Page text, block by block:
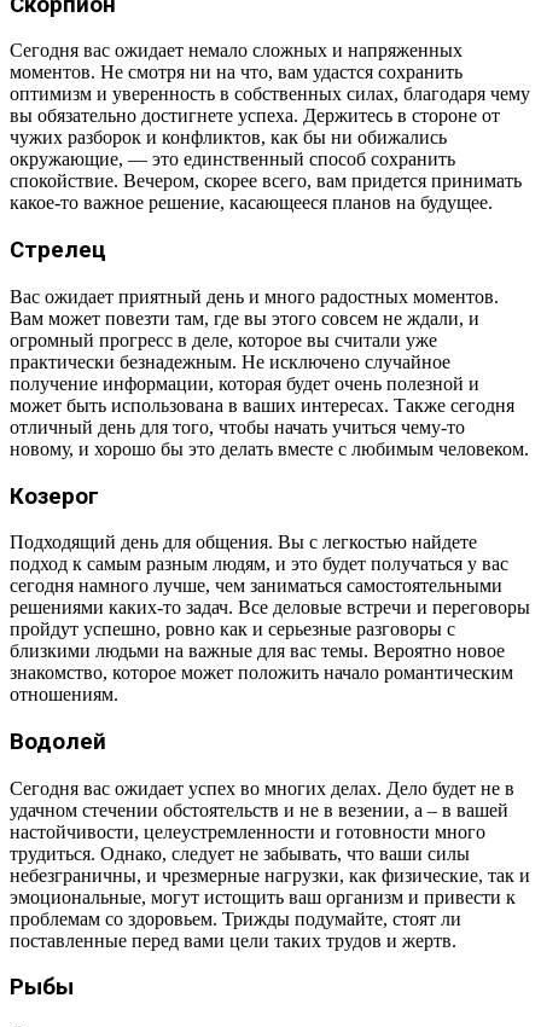
Сегодня вас ожидает немало сложных и напряженных
моментов. Не смотря ни на что, вам удастся сохранить
оптимизм и уверенность в собственных силах, благодаря чему
вы обязательно достигнете успеха. Держитесь в стороне от
чужих разборок и конфликтов, как бы ни обижались
окружающие, — это единственный способ сохранить
спокойствие. Вечером, скорее всего, вам придется принимать
какое-то важное решение, касающееся планов на будущее.
Стрелец
Вас ожидает приятный день и много радостных моментов.
Вам может повезти там, где вы этого совсем не ждали, и
огромный прогресс в деле, которое вы считали уже
практически безнадежным. Не исключено случайное
получение информации, которая будет очень полезной и
может быть использована в ваших интересах. Также сегодня
отличный день для того, чтобы начать учиться чему-то
новому, и хорошо бы это делать вместе с любимым человеком.
Козерог
Подходящий день для общения. Вы с легкостью найдете
подход к самым разным людям, и это будет получаться у вас
сегодня намного лучше, чем заниматься самостоятельными
решениями каких-то задач. Все деловые встречи и переговоры
пройдут успешно, ровно как и серьезные разговоры с
близкими людьми на важные для вас темы. Вероятно новое
знакомство, которое может положить начало романтическим
отношениям.
Водолей
Сегодня вас ожидает успех во многих делах. Дело будет не в
удачном стечении обстоятельств и не в везении, а – в вашей
настойчивости, целеустремленности и готовности много
трудиться. Однако, следует не забывать, что ваши силы
небезграничны, и чрезмерные нагрузки, как физические, так и
эмоциональные, могут истощить ваш организм и привести к
проблемам со здоровьем. Трижды подумайте, стоят ли
поставленные перед вами цели таких трудов и жертв.
Рыбы